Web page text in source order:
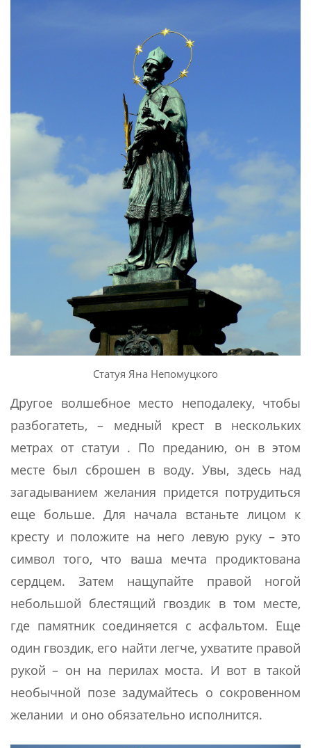
Статуя Яна Непомуцкого
Другое волшебное место неподалеку, чтобы
разбогатеть, – медный крест в нескольких
метрах от статуи . По преданию, он в этом
месте был сброшен в воду. Увы, здесь над
загадыванием желания придется потрудиться
еще больше. Для начала встаньте лицом к
кресту и положите на него левую руку – это
символ того, что ваша мечта продиктована
сердцем. Затем нащупайте правой ногой
небольшой блестящий гвоздик в том месте,
где памятник соединяется с асфальтом. Еще
один гвоздик, его найти легче, ухватите правой
рукой – он на перилах моста. И вот в такой
необычной позе задумайтесь о сокровенном
желании и оно обязательно исполнится.